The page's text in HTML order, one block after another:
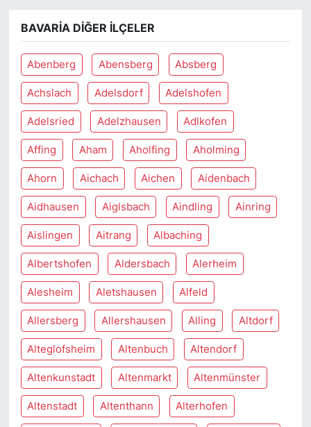
BAVARIA DIĞER İLÇELER
Abenberg Abensberg Absberg
Achslach Adelsdorf Adelshofen
Adelsried Adelzhausen Adlkofen
Affing Aham Aholfing Aholming
Ahorn Aichach Aichen Aidenbach
Aidhausen Aiglsbach Aindling Ainring
Aislingen Aitrang Albaching
Albertshofen Aldersbach Alerheim
Alesheim Aletshausen Alfeld
Allersberg Allershausen Alling Altdorf
Alteglofsheim Altenbuch Altendorf
Altenkunstadt Altenmarkt Altenmünster
Altenstadt Altenthann Alterhofen